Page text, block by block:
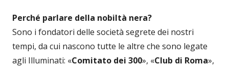
Perché parlare della nobiltà nera?
Sono i fondatori delle società segrete dei nostri
tempi, da cui nascono tutte le altre che sono legate
agli Illuminati: «Comitato dei 300», «Club di Roma»,